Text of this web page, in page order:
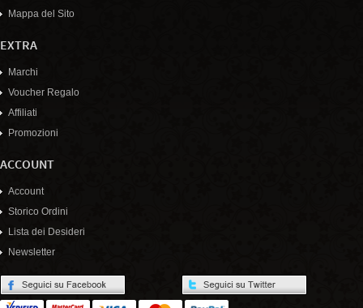
Mappa del Sito
EXTRA
Marchi
Voucher Regalo
Affiliati
Promozioni
ACCOUNT
Account
Storico Ordini
Lista dei Desideri
Newsletter